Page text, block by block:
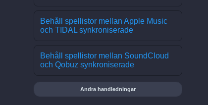
Behåll spellistor mellan Apple Music
och TIDAL synkroniserade
Behåll spellistor mellan SoundCloud
och Qobuz synkroniserade
Andra handledningar